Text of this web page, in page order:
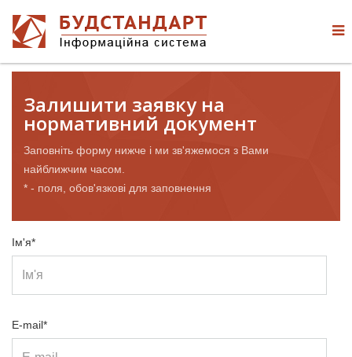
Залишити заявку на
нормативний документ
Заповніть форму нижче і ми зв'яжемося з Вами
найближчим часом.
* - поля, обов'язкові для заповнення
Ім'я*
E-mail*